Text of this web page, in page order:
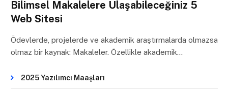
Bilimsel Makalelere Ulaşabileceğiniz 5
Web Sitesi
Ödevlerde, projelerde ve akademik araştırmalarda olmazsa
olmaz bir kaynak: Makaleler. Özellikle akademik…
2025 Yazılımcı Maaşları